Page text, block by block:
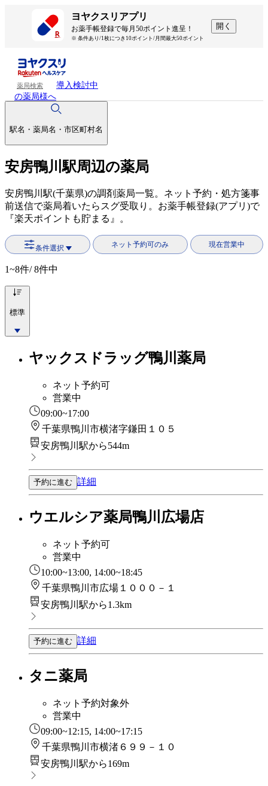
ヨヤクスリアプリ
お薬手帳登録で毎月50ポイント進呈！
※ 条件あり/1枚につき10ポイント/月間最大50ポイント
開く
薬局検索
導入検討中
の薬局様へ
駅名・薬局名・市区町村名
安房鴨川駅周辺の薬局
安房鴨川駅(千葉県)の調剤薬局一覧。ネット予約・処方箋事
前送信で薬局着いたらスグ受取り。お薬手帳登録(アプリ)で
『楽天ポイントも貯まる』。
条件選択 ネット予約可のみ 現在営業中
1~8件/ 8件中
標準
ヤックスドラッグ鴨川薬局
ネット予約可
営業中
09:00~17:00
千葉県鴨川市横渚字鎌田１０５
安房鴨川駅から544m
予約に進む 詳細
ウエルシア薬局鴨川広場店
ネット予約可
営業中
10:00~13:00, 14:00~18:45
千葉県鴨川市広場１０００－１
安房鴨川駅から1.3km
予約に進む 詳細
タニ薬局
ネット予約対象外
営業中
09:00~12:15, 14:00~17:15
千葉県鴨川市横渚６９９－１０
安房鴨川駅から169m